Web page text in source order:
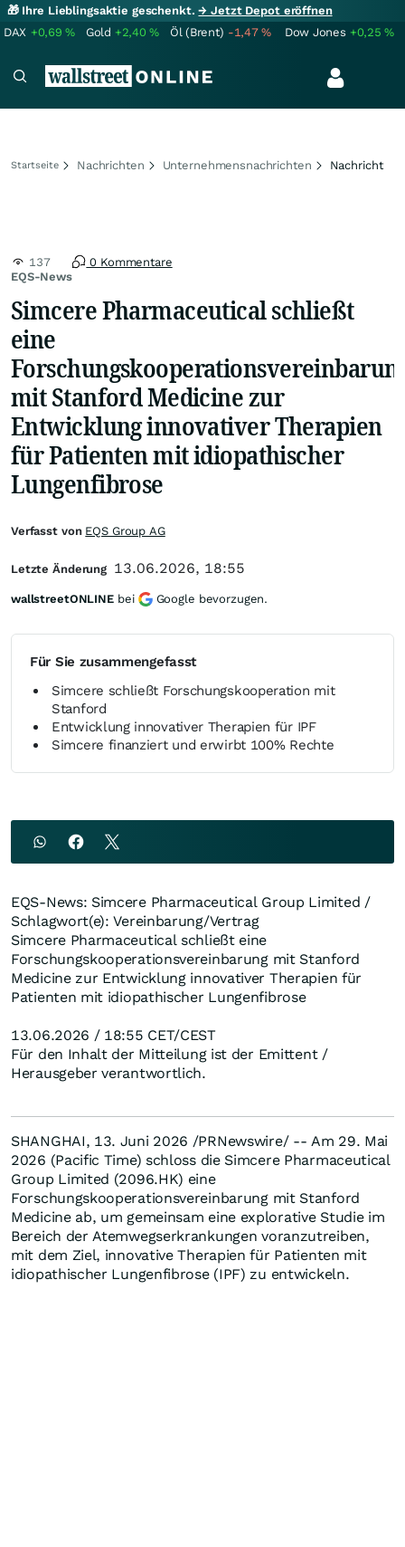
🎁 Ihre Lieblingsaktie geschenkt.→ Jetzt Depot eröffnen
DAX +0,69% Gold +2,40% Öl (Brent) -1,47% Dow Jones +0,25%
Startseite Nachrichten Unternehmensnachrichten Nachricht
EQS-News
137 0 Kommentare
Simcere Pharmaceutical schließt
eine
mit Stanford Medicine zur
Entwicklung innovativer Therapien
für Patienten mit idiopathischer
Lungenfibrose
Für Sie zusammengefasst
Simcere schließt Forschungskooperation mit
Stanford
Entwicklung innovativer Therapien für IPF
Simcere finanziert und erwirbt 100% Rechte
EQS-News: Simcere Pharmaceutical Group Limited /
Schlagwort(e): Vereinbarung/Vertrag
Simcere Pharmaceutical schließt eine
Forschungskooperationsvereinbarung mit Stanford
Medicine zur Entwicklung innovativer Therapien für
Patienten mit idiopathischer Lungenfibrose
13.06.2026 / 18:55 CET/CEST
Für den Inhalt der Mitteilung ist der Emittent /
Herausgeber verantwortlich.
SHANGHAI, 13. Juni 2026 /PRNewswire/ -- Am 29. Mai
2026 (Pacific Time) schloss die Simcere Pharmaceutical
Group Limited (2096.HK) eine
Forschungskooperationsvereinbarung mit Stanford
Medicine ab, um gemeinsam eine explorative Studie im
Bereich der Atemwegserkrankungen voranzutreiben,
mit dem Ziel, innovative Therapien für Patienten mit
idiopathischer Lungenfibrose (IPF) zu entwickeln.
Verfasst von EQS Group AG
Letzte Änderung 13.06.2026, 18:55
wallstreetONLINE bei Google bevorzugen.